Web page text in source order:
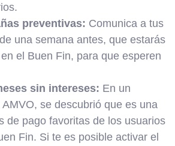
preventivas: Comunica a tus
una semana antes, que estarás
el Buen Fin, para que esperen
sin intereses: En un
se descubrió que es una
de pago favoritas de los usuarios
Fin. Si te es posible activar el